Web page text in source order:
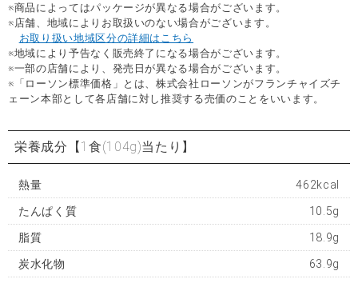
※商品によってはパッケージが異なる場合がございます。
※店舗、地域によりお取扱いのない場合がございます。
お取り扱い地域区分の詳細はこちら
※地域により予告なく販売終了になる場合がございます。
※一部の店舗により、発売日が異なる場合がございます。
※「ローソン標準価格」とは、株式会社ローソンがフランチャイズチ
ェーン本部として各店舗に対し推奨する売価のことをいいます。
栄養成分 【1食(104g)当たり】
熱量 462kcal
たんぱく質 10.5g
脂質 18.9g
炭水化物 63.9g